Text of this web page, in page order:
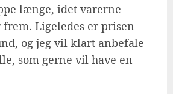
længe, idet varerne
Ligeledes er prisen
og jeg vil klart anbefale
som gerne vil have en